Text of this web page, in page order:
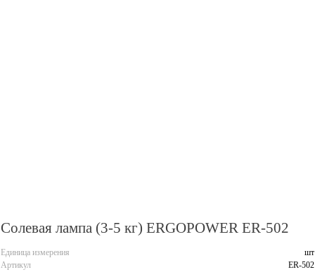
Солевая лампа (3-5 кг) ERGOPOWER ER-502
Единица измерения
шт
Артикул
ER-502